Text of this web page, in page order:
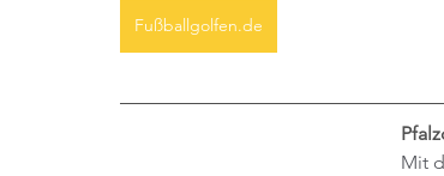
Fußballgolfen.de
Mit